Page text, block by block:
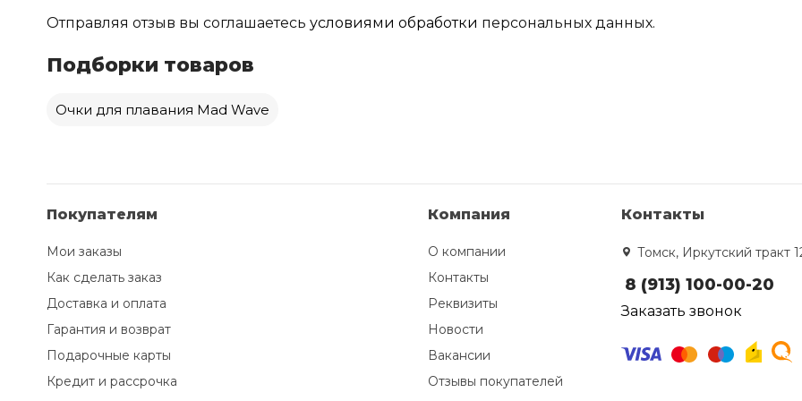
Отправляя отзыв вы соглашаетесь условиями обработки персональных данных.
Подборки товаров
Очки для плавания Mad Wave
Покупателям
Мои заказы
Как сделать заказ
Доставка и оплата
Гарантия и возврат
Подарочные карты
Кредит и рассрочка
Компания
О компании
Контакты
Реквизиты
Новости
Вакансии
Отзывы покупателей
Контакты
Томск, Иркутский тракт
8 (913) 100-00-20
Заказать звонок